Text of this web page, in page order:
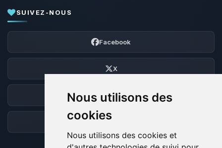
Nous utilisons des
cookies
Nous utilisons des cookies et
SUIVEZ-NOUS
Facebook
X
Discord
Forum